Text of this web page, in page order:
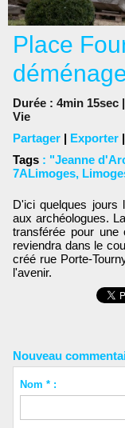
Place
Durée : 4min 15sec
Vie
Partager | Exporter |
Tags : "Jeanne
7ALimoges,
D'ici quelques jours
aux archéologues.
transférée pour une
reviendra dans le
créé rue Porte-
l'avenir.
Nouveau
Nom * :